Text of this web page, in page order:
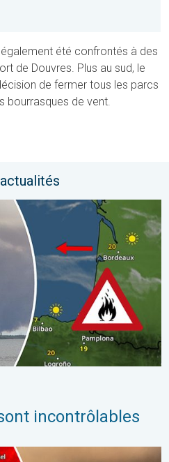
été confrontés à des
de Douvres. Plus au sud, le
de fermer tous les parcs
bourrasques de vent.
L'Espagne et la France.
incontrôlables
vivement. Milliers de sinistrés.